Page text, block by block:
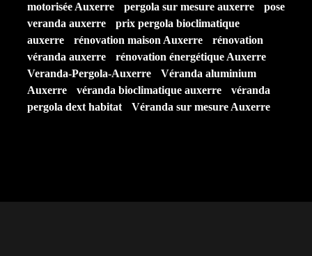
motorisée Auxerre
pergola sur mesure auxerre
pose
veranda auxerre
prix pergola bioclimatique
auxerre
rénovation maison Auxerre
rénovation
véranda auxerre
rénovation énergétique Auxerre
Veranda-Pergola-Auxerre
Véranda aluminium
Auxerre
véranda bioclimatique auxerre
véranda
pergola dext habitat
Véranda sur mesure Auxerre